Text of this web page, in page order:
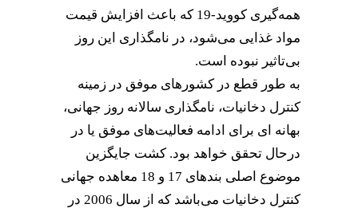
همه‌گیری کووید-19 که باعث افزایش قیمت
مواد غذایی می‌شود، در نامگذاری این روز
بی‌تاثیر نبوده است.
به طور قطع در کشورهای موفق در زمینه
کنترل دخانیات، نامگذاری سالانه روز جهانی،
بهانه ای برای ادامه فعالیت‌های موفق یا در
درحال تحقق خواهد بود. کشت جایگزین
موضوع اصلی بندهای 17 و 18 معاهده جهانی
کنترل دخانیات می‌باشد که از سال 2006 در